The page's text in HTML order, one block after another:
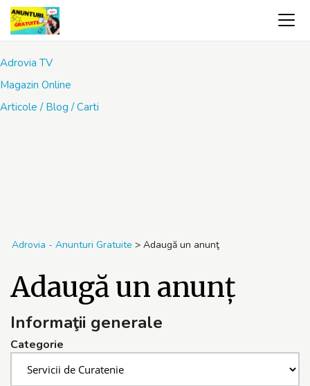
Adrovia TV
Magazin Online
Articole / Blog / Carti
Adrovia - Anunturi Gratuite > Adaugă un anunţ
Adaugă un anunţ
Informaţii generale
Categorie